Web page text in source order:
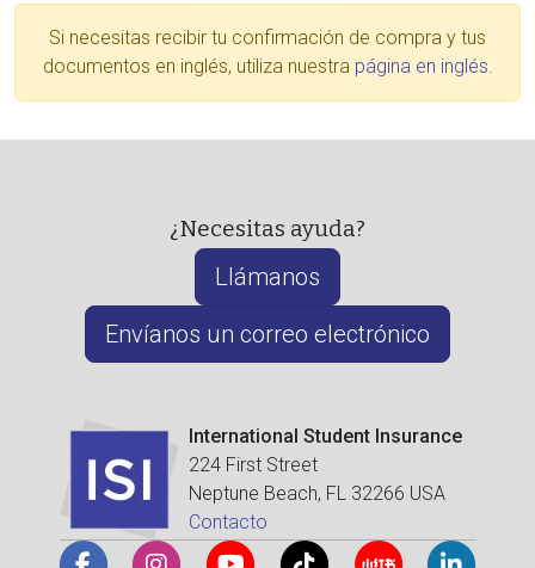
Si necesitas recibir tu confirmación de compra y tus
documentos en inglés, utiliza nuestra página en inglés.
¿Necesitas ayuda?
Llámanos
Envíanos un correo electrónico
International Student Insurance
224 First Street
Neptune Beach, FL 32266 USA
Contacto